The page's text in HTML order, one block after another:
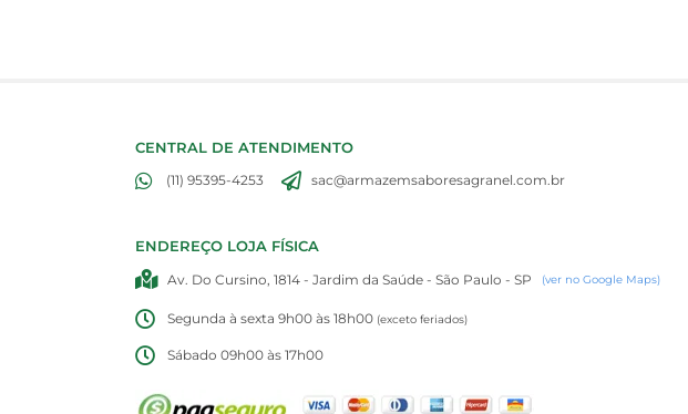
CENTRAL DE ATENDIMENTO
(11) 95395-4253 sac@armazemsaboresagranel.com.br
ENDEREÇO LOJA FÍSICA
Av. Do Cursino, 1814 - Jardim da Saúde - São Paulo - SP (ver no Google Maps)
Segunda à sexta 9h00 às 18h00 (exceto feriados)
Sábado 09h00 às 17h00